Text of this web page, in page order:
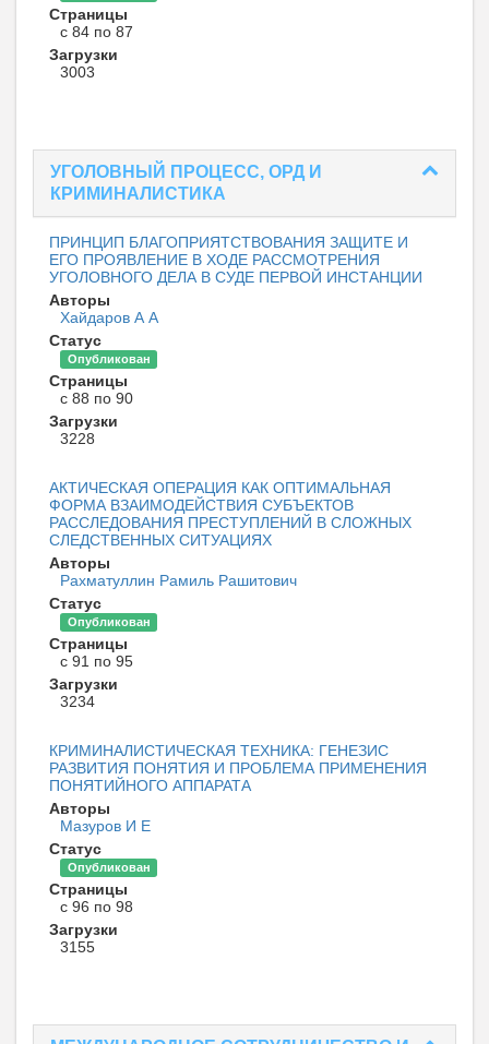
Страницы
с 84 по 87
Загрузки
3003
УГОЛОВНЫЙ ПРОЦЕСС, ОРД И
КРИМИНАЛИСТИКА
ПРИНЦИП БЛАГОПРИЯТСТВОВАНИЯ ЗАЩИТЕ И
ЕГО ПРОЯВЛЕНИЕ В ХОДЕ РАССМОТРЕНИЯ
УГОЛОВНОГО ДЕЛА В СУДЕ ПЕРВОЙ ИНСТАНЦИИ
Авторы
Хайдаров А А
Статус
Опубликован
Страницы
с 88 по 90
Загрузки
3228
АКТИЧЕСКАЯ ОПЕРАЦИЯ КАК ОПТИМАЛЬНАЯ
ФОРМА ВЗАИМОДЕЙСТВИЯ СУБЪЕКТОВ
РАССЛЕДОВАНИЯ ПРЕСТУПЛЕНИЙ В СЛОЖНЫХ
СЛЕДСТВЕННЫХ СИТУАЦИЯХ
Авторы
Рахматуллин Рамиль Рашитович
Статус
Опубликован
Страницы
с 91 по 95
Загрузки
3234
КРИМИНАЛИСТИЧЕСКАЯ ТЕХНИКА: ГЕНЕЗИС
РАЗВИТИЯ ПОНЯТИЯ И ПРОБЛЕМА ПРИМЕНЕНИЯ
ПОНЯТИЙНОГО АППАРАТА
Авторы
Мазуров И Е
Статус
Опубликован
Страницы
с 96 по 98
Загрузки
3155